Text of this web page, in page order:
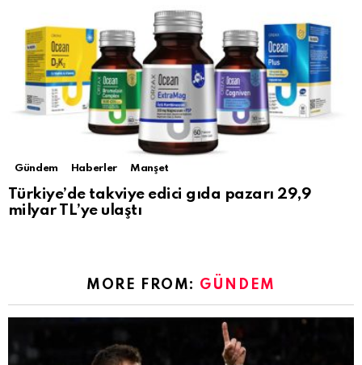
Gündem Haberler Manşet
Türkiye’de takviye edici gıda pazarı 29,9
milyar TL’ye ulaştı
MORE FROM: GÜNDEM